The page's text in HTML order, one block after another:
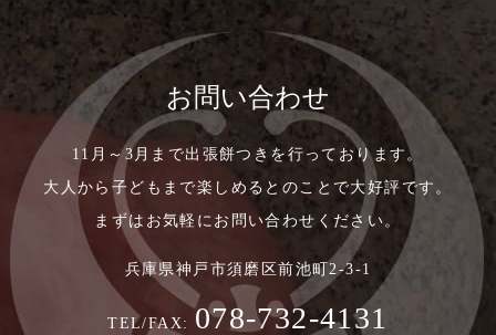
お問い合わせ
11月～3月まで出張餅つきを行っております。
大人から子どもまで楽しめるとのことで大好評です。
まずはお気軽にお問い合わせください。
兵庫県神戸市須磨区前池町2-3-1
TEL/FAX: 078-732-4131